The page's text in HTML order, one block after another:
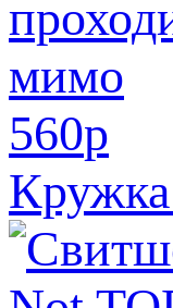
560p